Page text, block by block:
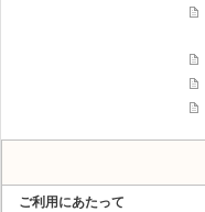
ご利用にあたって